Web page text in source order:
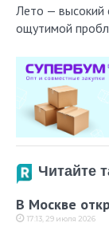
Лето — высокий
ощутимой
Читайте
В Москве
17:13, 29 июля 2026